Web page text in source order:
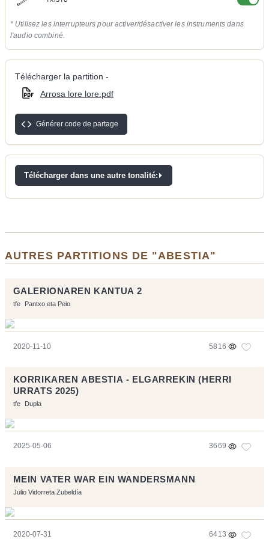
* Utilisez les interrupteurs pour activer/désactiver les instruments dans
l'audio combiné.
Télécharger la partition -
Arrosa lore lore.pdf
Générer code de partage
Télécharger dans une autre tonalité:
AUTRES PARTITIONS DE "ABESTIA"
GALERIONAREN KANTUA 2
tfe Pantxo eta Peio
2020-11-10 5816
KORRIKAREN ABESTIA - ELGARREKIN (HERRI
URRATS 2025)
tfe Dupla
2025-05-06 3669
MEIN VATER WAR EIN WANDERSMANN
Julio Vidorreta Zubeldía
2020-07-31 6413